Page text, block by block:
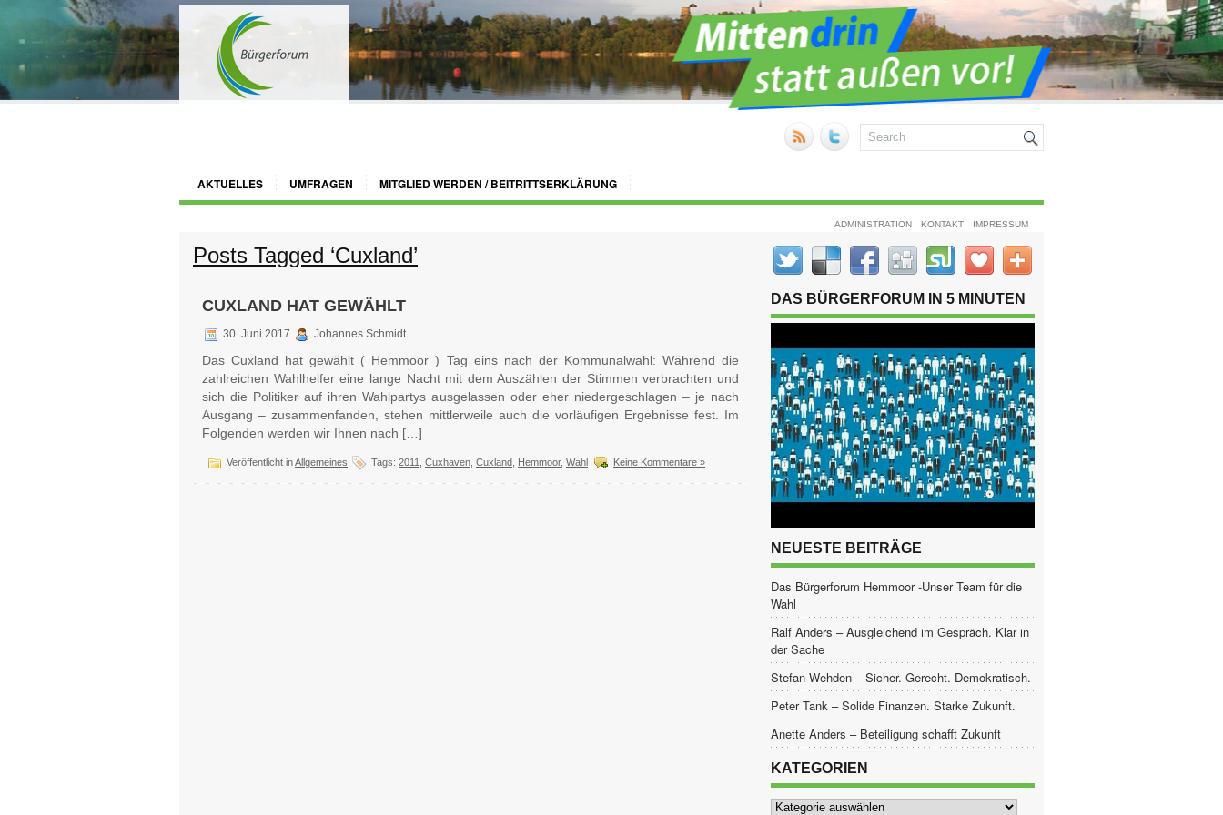
ADMINISTRATION KONTAKT IMPRESSUM
AKTUELLES UMFRAGEN MITGLIED WERDEN / BEITRITTSERKLÄRUNG
Posts Tagged ‘Cuxland’
CUXLAND HAT GEWÄHLT
30. Juni 2017 Johannes Schmidt
Das Cuxland hat gewählt ( Hemmoor ) Tag eins nach der Kommunalwahl: Während die
zahlreichen Wahlhelfer eine lange Nacht mit dem Auszählen der Stimmen verbrachten und
sich die Politiker auf ihren Wahlpartys ausgelassen oder eher niedergeschlagen – je nach
Ausgang – zusammenfanden, stehen mittlerweile auch die vorläufigen Ergebnisse fest. Im
Folgenden werden wir Ihnen nach […]
Veröffentlicht inAllgemeines Tags: 2011 Cuxhaven Cuxland Hemmoor, Wahl Keine Kommentare »
DAS BÜRGERFORUM IN 5 MINUTEN
NEUESTE BEITRÄGE
Das Bürgerforum Hemmoor -Unser Team für die
Wahl
Ralf Anders – Ausgleichend im Gespräch. Klar in
der Sache
Stefan Wehden – Sicher. Gerecht. Demokratisch.
Peter Tank – Solide Finanzen. Starke Zukunft.
Anette Anders – Beteiligung schafft Zukunft
KATEGORIEN
Kategorien